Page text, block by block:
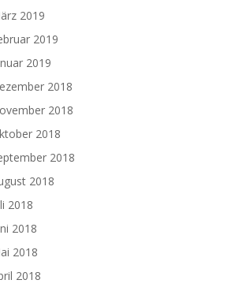
2019
2019
2019
2018
2018
2018
2018
2018
2018
2018
2018
2018